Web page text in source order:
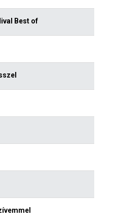
Best of